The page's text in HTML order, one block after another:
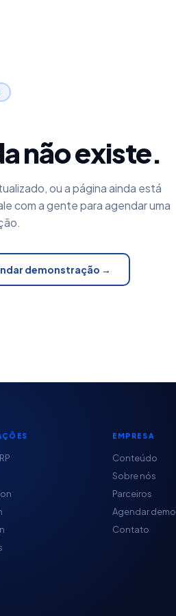
não existe.
ou a página ainda está
com a gente para agendar uma
demonstração →
EMPRESA
Conteúdo
Sobre nós
Parceiros
Agendar demo
Contato